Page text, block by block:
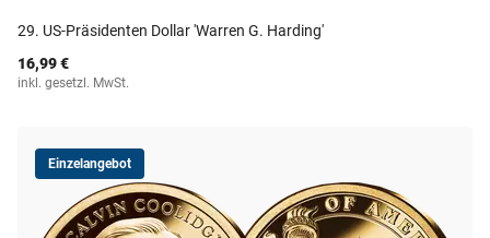
29. US-Präsidenten Dollar 'Warren G. Harding'
16,99 €
inkl. gesetzl. MwSt.
Einzelangebot